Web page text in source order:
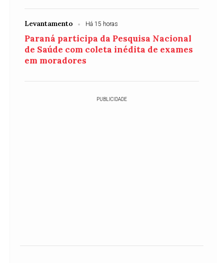
Levantamento Há 15 horas
Paraná participa da Pesquisa Nacional
de Saúde com coleta inédita de exames
em moradores
PUBLICIDADE